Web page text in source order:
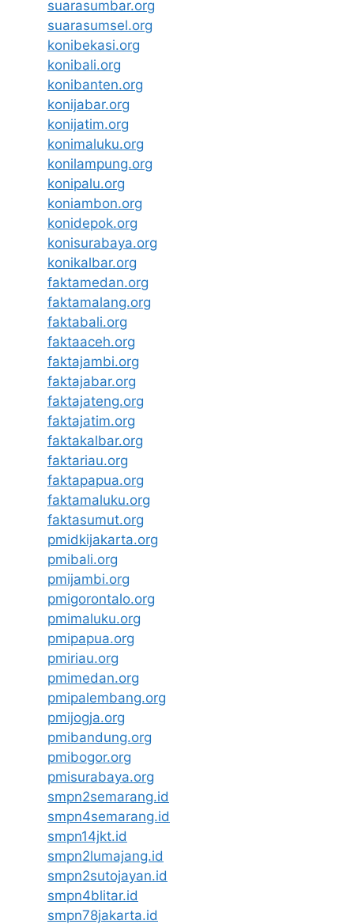
suarasumbar.org
suarasumsel.org
konibekasi.org
konibali.org
konibanten.org
konijabar.org
konijatim.org
konimaluku.org
konilampung.org
konipalu.org
koniambon.org
konidepok.org
konisurabaya.org
konikalbar.org
faktamedan.org
faktamalang.org
faktabali.org
faktaaceh.org
faktajambi.org
faktajabar.org
faktajateng.org
faktajatim.org
faktakalbar.org
faktariau.org
faktapapua.org
faktamaluku.org
faktasumut.org
pmidkijakarta.org
pmibali.org
pmijambi.org
pmigorontalo.org
pmimaluku.org
pmipapua.org
pmiriau.org
pmimedan.org
pmipalembang.org
pmijogja.org
pmibandung.org
pmibogor.org
pmisurabaya.org
smpn2semarang.id
smpn4semarang.id
smpn14jkt.id
smpn2lumajang.id
smpn2sutojayan.id
smpn4blitar.id
smpn78jakarta.id